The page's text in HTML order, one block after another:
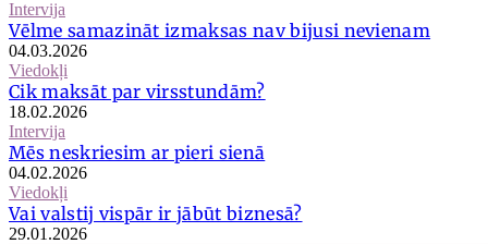
Intervija
Vēlme samazināt izmaksas nav bijusi nevienam
04.03.2026
Viedokļi
Cik maksāt par virsstundām?
18.02.2026
Intervija
Mēs neskriesim ar pieri sienā
04.02.2026
Viedokļi
Vai valstij vispār ir jābūt biznesā?
29.01.2026